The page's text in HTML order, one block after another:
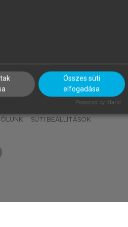
MI – ÁLTALÁNOS IRÁNYELVEK
SÜTI BEÁLLÍTÁSOK
Összes süti
elfogadása
Powered by Klaro!